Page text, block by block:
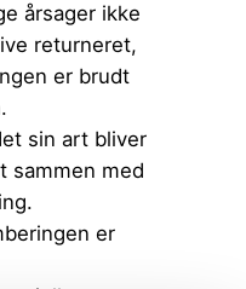
årsager ikke
returneret,
er brudt
sin art bliver
sammen med
er